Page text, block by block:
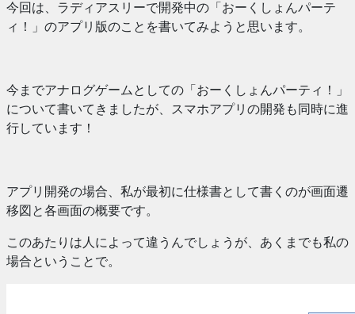
今回は、ラディアスリーで開発中の「おーくしょんパーテ
ィ！」のアプリ版のことを書いてみようと思います。
今までアナログゲームとしての「おーくしょんパーティ！」
について書いてきましたが、スマホアプリの開発も同時に進
行しています！
アプリ開発の場合、私が最初に仕様書として書くのが画面遷
移図と各画面の概要です。
このあたりは人によって違うんでしょうが、あくまでも私の
場合ということで。